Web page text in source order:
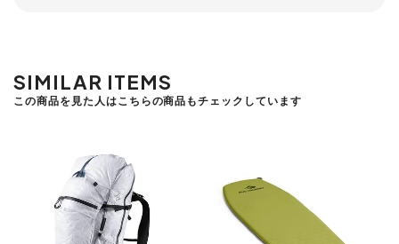
SIMILAR ITEMS
この商品を見た人はこちらの商品もチェックしています